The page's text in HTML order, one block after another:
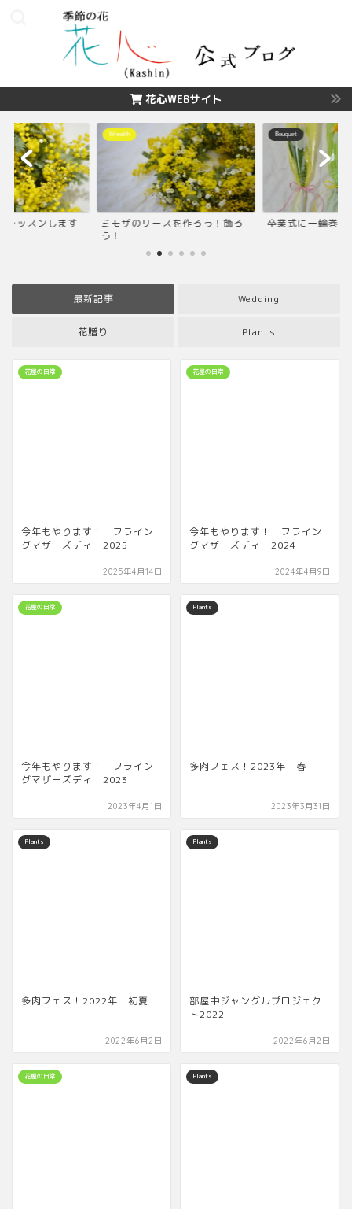
花心WEBサイト
レッスンします
Wreath
ミモザのリースを作ろう！飾ろ
う！
Bouquet
卒業式に一輪巻き
最新記事 Wedding
花贈り Plants
花屋の日常
今年もやります！ フライン
グマザーズディ 2025
2025年4月14日
花屋の日常
今年もやります！ フライン
グマザーズディ 2024
2024年4月9日
花屋の日常
今年もやります！ フライン
グマザーズディ 2023
2023年4月1日
Plants
多肉フェス！2023年 春
2023年3月31日
Plants
多肉フェス！2022年 初夏
2022年6月2日
Plants
部屋中ジャングルプロジェク
ト2022
2022年6月2日
花屋の日常 Plants